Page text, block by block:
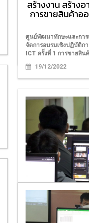
ศูนย์พัฒนาทักษะและการ
รู้แม่ฮ่องสอน จัดอบรมหลั
Story Telling” ด้วยกา
2566 เวลา 09.00 –
อุทย
21/02/2023
สร้างงาน สร้าง
การขายสินค้า
ศูนย์พัฒนาทักษะและการ
จัดการอบรมเชิงปฏิบัติก
ICT ครั้งที่ 1 การขายสิ
19/12/2022
อบรม หลัก